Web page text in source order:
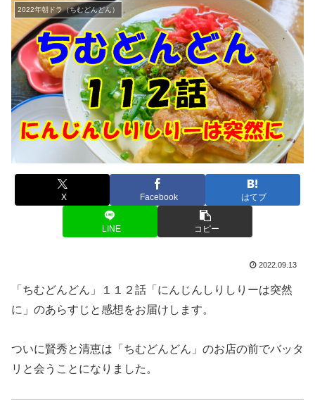
2022年朝ドラ（ちむどんどん）
X Facebook はてブ
LINE コピー
2022.09.13
「ちむどんどん」１１２話「にんじんしりしりーは突然
に」のあらすじと感想をお届けします。
ついに賢秀と清恵は「ちむどんどん」のお店の前でバッタ
リと会うことになりました。